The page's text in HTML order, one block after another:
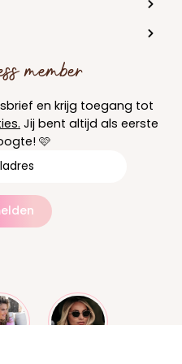
member
en krijg toegang tot
Jij bent altijd als eerste
🩷